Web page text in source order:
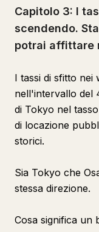
Capitolo 3: I
scendendo.
potrai affittare
I tassi di sfitto nei
nell'intervallo del
di Tokyo nel
di locazione
storici.
Sia Tokyo che
stessa direzione.
Cosa significa un